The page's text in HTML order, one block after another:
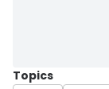
Topics